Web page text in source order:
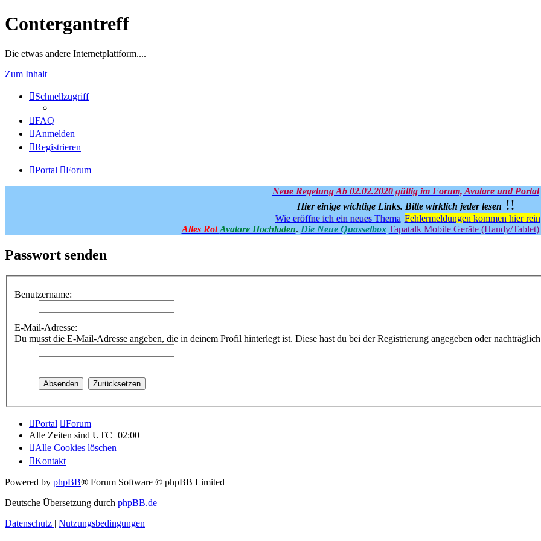
Contergantreff
Die etwas andere Internetplattform....
Zum Inhalt
Schnellzugriff
FAQ
Anmelden
Registrieren
Portal Forum
Neue Regelung Ab 02.02.2020 gültig im Forum, Avatare und Portal
Hier einige wichtige Links. Bitte wirklich jeder lesen !!
Wie eröffne ich ein neues Thema Fehlermeldungen kommen hier rein
Alles Rot Avatare Hochladen. Die Neue Quasselbox Tapatalk Mobile Geräte (Handy/Tablet)
Passwort senden
Benutzername:
E-Mail-Adresse:
Du musst die E-Mail-Adresse angeben, die in deinem Profil hinterlegt ist. Diese hast du bei der Registrierung angegeben oder
Portal
Forum
Alle Zeiten sind UTC+02:00
Alle Cookies löschen
Kontakt
Powered by phpBB® Forum Software © phpBB Limited
Deutsche Übersetzung durch phpBB.de
Datenschutz | Nutzungsbedingungen